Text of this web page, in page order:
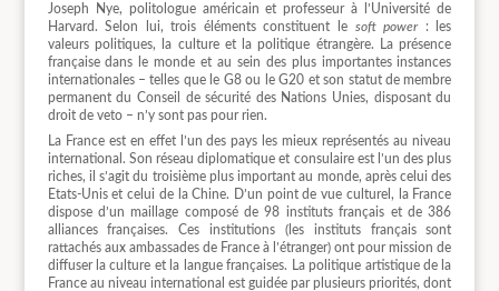
Joseph Nye, politologue américain et professeur à l’Université de
Harvard. Selon lui, trois éléments constituent le soft power: les
valeurs politiques, la culture et la politique étrangère. La présence
française dans le monde et au sein des plus importantes instances
internationales – telles que le G8 ou le G20 et son statut de membre
permanent du Conseil de sécurité des Nations Unies, disposant du
droit de veto – n’y sont pas pour rien.
La France est en effet l’un des pays les mieux représentés au niveau
international. Son réseau diplomatique et consulaire est l’un des plus
riches, il s’agit du troisième plus important au monde, après celui des
Etats-Unis et celui de la Chine. D’un point de vue culturel, la France
dispose d’un maillage composé de 98 instituts français et de 386
alliances françaises. Ces institutions (les instituts français sont
rattachés aux ambassades de France à l’étranger) ont pour mission de
diffuser la culture et la langue françaises. La politique artistique de la
France au niveau international est guidée par plusieurs priorités, dont